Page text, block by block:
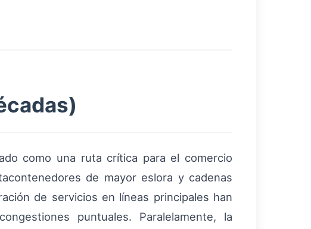
como una ruta crítica para el comercio
de mayor eslora y cadenas
de servicios en líneas principales han
puntuales. Paralelamente, la